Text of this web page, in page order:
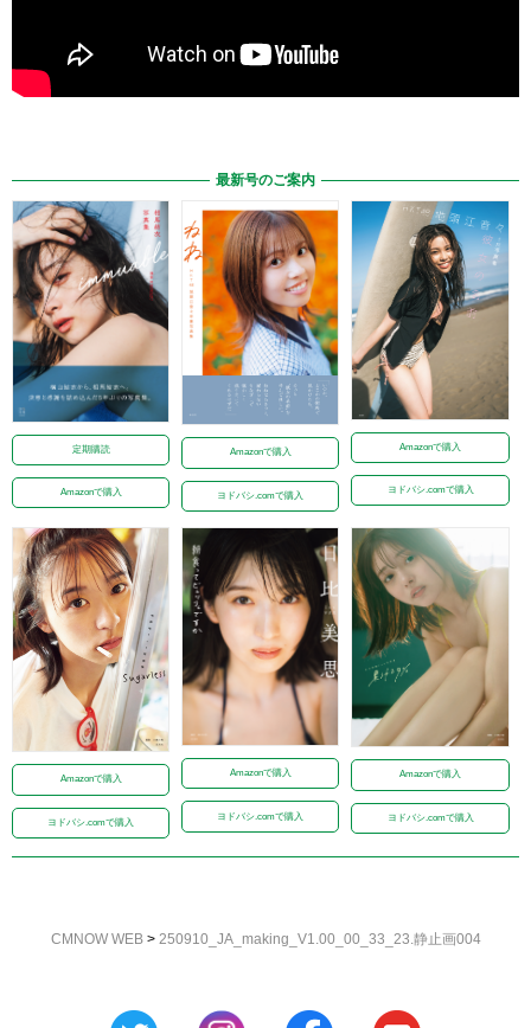
最新号のご案内
定期購読
Amazonで購入
Amazonで購入
ヨドバシ.comで購入
Amazonで購入
ヨドバシ.comで購入
Amazonで購入
ヨドバシ.comで購入
Amazonで購入
ヨドバシ.comで購入
Amazonで購入
ヨドバシ.comで購入
CMNOW WEB> 250910_JA_making_V1.00_00_33_23.静止画004